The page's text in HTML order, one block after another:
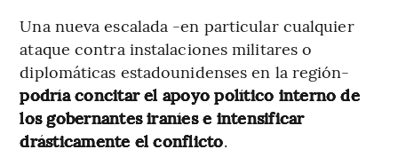
Una nueva escalada -en particular cualquier
ataque contra instalaciones militares o
diplomáticas estadounidenses en la región-
podría concitar el apoyo político interno de
los gobernantes iraníes e intensificar
drásticamente el conflicto.